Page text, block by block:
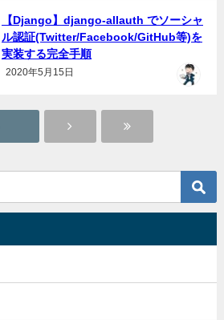
【Django】django-allauth でソーシャ
ル認証(Twitter/Facebook/GitHub等)を
実装する完全手順
2020年5月15日